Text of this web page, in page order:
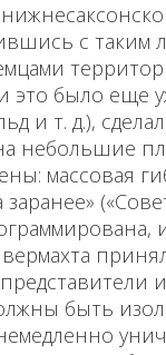
с таким
это было еще
и т. д.),
небольшие
массовая
быть